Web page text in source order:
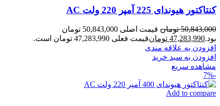
کنتاکتور هیوندای 225 آمپر 220 ولت AC
50,843,000 تومان
قیمت اصلی 50,843,000 تومان
بود.47,283,990 تومانقیمت فعلی 47,283,990 تومان است.
افزودن به علاقه مندی
افزودن به سبد خرید
مشاهده سریع
-7%
Add to compare